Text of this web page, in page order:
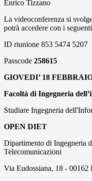
Enrico Tizzano
La videoconferenza si
potrà accedere con i
ID riunione 853 5474 5207
Passcode 258615
GIOVEDI’ 18
Facoltà di Ingegneria
Studiare Ingegneria
OPEN DIET
Dipartimento di Ingegneria
Telecomunicazioni
Via Eudossiana, 18 - 00162